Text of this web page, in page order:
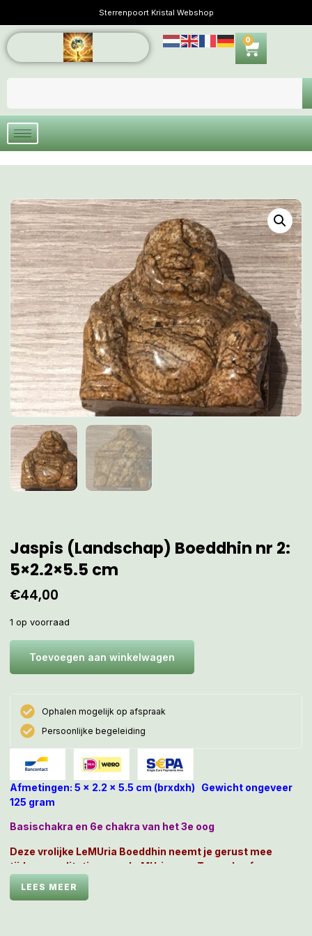
Sterrenpoort Kristal Webshop
0
Jaspis (Landschap) Boeddhin nr 2:
5×2.2×5.5 cm
€44,00
1 op voorraad
Toevoegen aan winkelwagen
Ophalen mogelijk op afspraak
Persoonlijke begeleiding
Afmetingen: 5 x 2.2 x 5.5 cm (brxdxh) Gewicht ongeveer
125 gram
Basischakra en 6e chakra van het 3e oog
Deze vrolijke LeMUria Boeddhin neemt je gerust mee
tijdens meditaties naar LeMUriaanse Tempels of naar
vroegere oude beschavingen of heilige plaatsen, want het
mineraal Landschapsjaspis is zowel een grondende steen
LEES MEER